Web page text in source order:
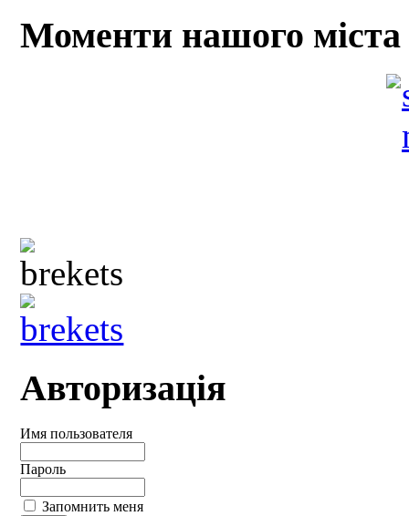
Моменти нашого міста
Авторизація
Имя пользователя
Пароль
Запомнить меня